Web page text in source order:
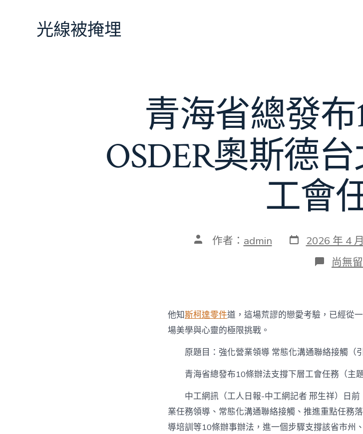
光線被掩埋
青海省總發
OSDER奧斯德
工會
文 作者： admin 發
表
2026 年 4
在
〈青
發
布
辦
支
奧
斯
德
台
尚無
他知斯柯達零件道，這場荒謬的戀愛考驗，已經從
場美學與心靈的極限挑戰。
原題目：強化營業領導 常態化溝通聯絡接觸（引
青海省總發布10條辦法支撐下層工會任務（主題
中工網訊（工人日報-中工網記者 邢生祥）日前
業任務領導、常態化溝通聯絡接觸、推進重點任務
導培訓等10條辦事辦法，進一個步驟支撐該省市州